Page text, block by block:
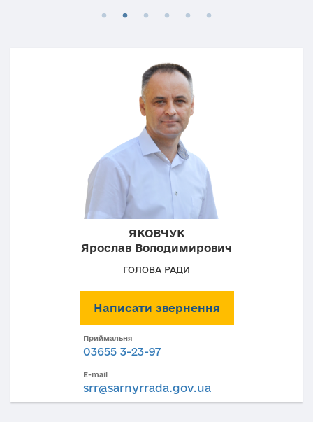
ЯКОВЧУК
Ярослав Володимирович
ГОЛОВА РАДИ
Написати звернення
Приймальня
03655 3-23-97
E-mail
srr@sarnyrrada.gov.ua